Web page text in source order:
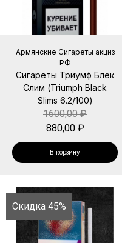
Армянские Сигареты акциз
РФ
Сигареты Триумф Блек
Слим (Triumph Black
Slims 6.2/100)
1600,00₽
880,00 ₽
В корзину
Скидка 45%